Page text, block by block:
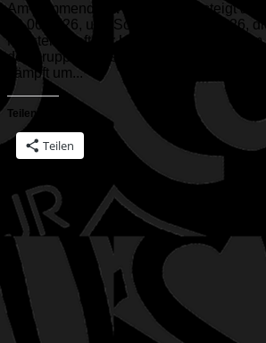
Am kommenden Wochenende steigt am
30.06.2026, und Sonntag, 31.06.2026,
Meisterschaft der U15. Unser ESV-Team
der Gruppenphase um 11, 13 und 17 Uhr
kämpft um...
Teilen mit:
Teilen